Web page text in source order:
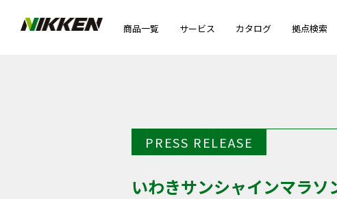
商品一覧 サービス カタログ 拠点検索
PRESS RELEASE
いわきサンシャインマラ